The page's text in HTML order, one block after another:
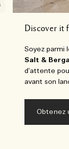
Discover it
Soyez parmi
Salt &
d’attente
avant son
Obtenez